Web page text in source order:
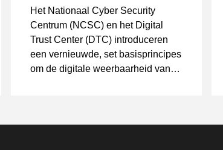
Het Nationaal Cyber Security
Centrum (NCSC) en het Digital
Trust Center (DTC) introduceren
een vernieuwde, set basisprincipes
om de digitale weerbaarheid van